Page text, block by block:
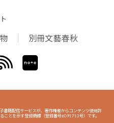
別冊文藝春秋
書籍配信サービスが、著作権者からコンテンツ使用許
ことを示す登録商標（登録番号6091713号）です。